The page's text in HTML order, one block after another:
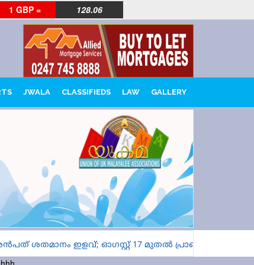
1 GBP = 128.06
JWALA CLASSIFIEDS LAW GALLERY
ശതമാനം ഇളവ്; ഓഗസ്റ്റ് 17 മുതൽ പ്രാബല്യത്തിൽ